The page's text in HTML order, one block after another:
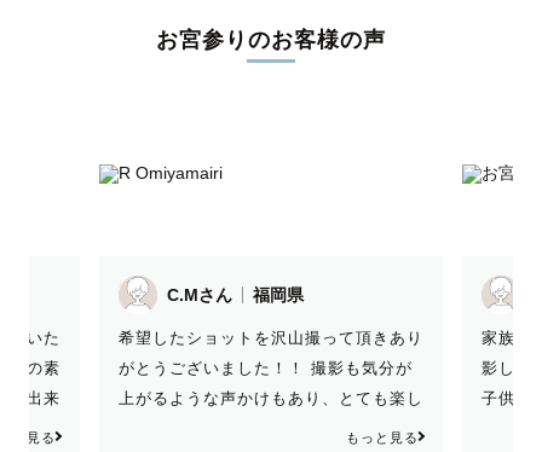
お宮参りのお客様の声
きあり
気分が
も楽し
っと見る
リキチさん 福岡県
家族みんなで良い雰囲気の中、楽しく撮
影していただき有難うございました。
子供ともコミュニケーションをしっかり
とってくださった事も写真から伝わりま
もっと見る
ださい
えてく
自分の